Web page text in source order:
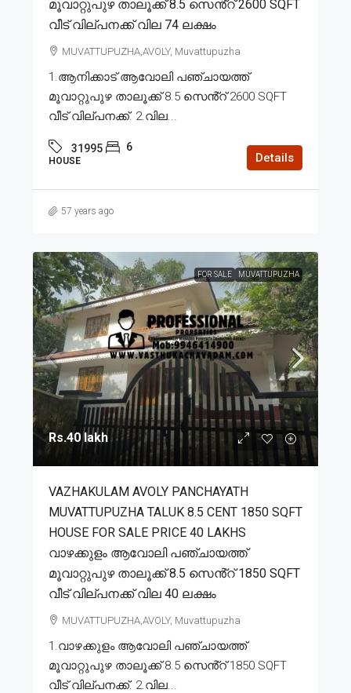
മൂവാറ്റുപുഴ താലൂക്ക് 8.5 സെൻ്റ് 2600 SQFT
വീട് വില്പനക്ക് വില 74 ലക്ഷം
MUVATTUPUZHA,AVOLY, Muvattupuzha
1.ആനിക്കാട് ആവോലി പഞ്ചായത്ത്
മൂവാറ്റുപുഴ താലൂക്ക് 8.5 സെൻ്റ് 2600 SQFT
വീട് വില്പനക്ക്. 2.വില...
31995 6
HOUSE Details
57 years ago
FOR SALE MUVATTUPUZHA
Rs.40 lakh
VAZHAKULAM AVOLY PANCHAYATH
MUVATTUPUZHA TALUK 8.5 CENT 1850 SQFT
HOUSE FOR SALE PRICE 40 LAKHS
വാഴക്കുളം ആവോലി പഞ്ചായത്ത്
മൂവാറ്റുപുഴ താലൂക്ക് 8.5 സെൻ്റ് 1850 SQFT
വീട് വില്പനക്ക് വില 40 ലക്ഷം
MUVATTUPUZHA,AVOLY, Muvattupuzha
1.വാഴക്കുളം ആവോലി പഞ്ചായത്ത്
മൂവാറ്റുപുഴ താലൂക്ക് 8.5 സെൻ്റ് 1850 SQFT
വീട് വില്പനക്ക്. 2.വില...